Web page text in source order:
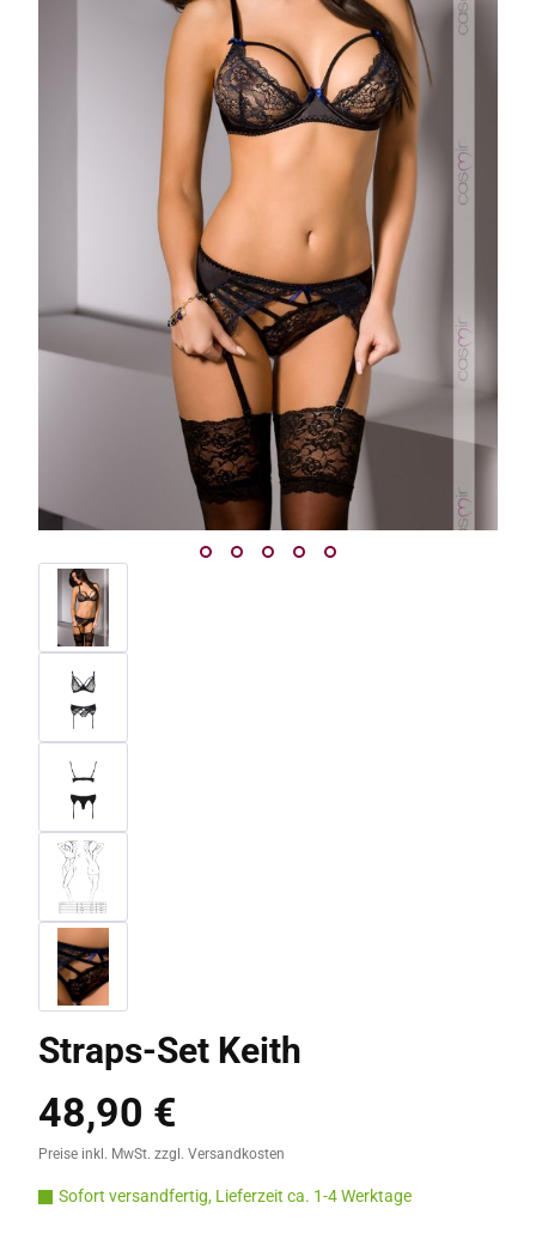
Straps-Set Keith
Regulärer Preis:
48,90 €
Preise inkl. MwSt. zzgl. Versandkosten
Sofort versandfertig, Lieferzeit ca. 1-4 Werktage